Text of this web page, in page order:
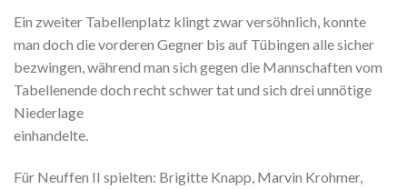
Ein zweiter Tabellenplatz klingt zwar versöhnlich, konnte
man doch die vorderen Gegner bis auf Tübingen alle sicher
bezwingen, während man sich gegen die Mannschaften vom
Tabellenende doch recht schwer tat und sich drei unnötige
Niederlage
einhandelte.
Für Neuffen II spielten: Brigitte Knapp, Marvin Krohmer,